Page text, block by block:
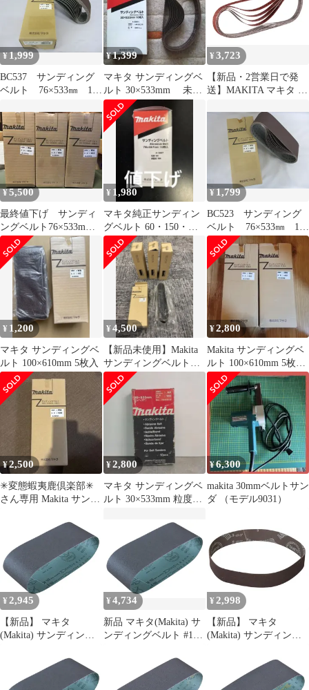
¥1,999
BC537 サンディング
ベルト 76×533㎜ 10
用 粒度60 A-32487
¥1,399
マキタ サンディングベ
ルト 30×533mm 未使
用 ベルトサンダ替
240度
¥3,723
【新品・2営業日で発
送】MAKITA マキタ マ
10本入 (A34469 7202)
¥5,500
最終値下げ サンディ
ングベルト76×533mm
10枚入り 100番【3セ
ット】
¥ 1,980
マキタ純正サンディン
グベルト 60・150・
240・100 セット販売
¥1,799
BC523 サンディング
ベルト 76×533㎜ 10
枚入り 研磨 木工
用 粒度180 A-32530
¥ 1,200
マキタ サンディングベ
ルト 100×610mm 5枚入
¥4,500
【新品未使用】Makita
サンディングベルト
100×610mm 4箱セット
¥2,800
Makita サンディングベ
ルト 100×610mm 5枚2
個セット 40:60
¥2,500
✳︎変態蝦夷鹿倶楽部✳︎
さん専用 Makita サンデ
¥2,800
マキタ サンディングベ
ルト 30×533mm 粒度
¥6,300
makita 30mmベルトサン
ダ （モデル9031）
¥ 2,945
【新品】 マキタ
(Makita) サンディング
100×610mm 木工用 (5枚
入) A-24228 1
¥4,734
新品 マキタ(Makita) サ
ンディングベルト #120
¥ 2,998
【新品】 マキタ
(Makita) サンディング
鉄工用 (10枚入) A-